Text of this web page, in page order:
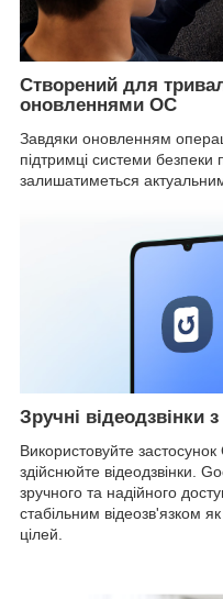
Створений для
оновленнями ОС
Завдяки оновленням
підтримці системи
залишатиметься
Зручні відеодзвінки
Використовуйте
здійснюйте відеодзвінки.
зручного та надійного
стабільним відеозв'язком
цілей.